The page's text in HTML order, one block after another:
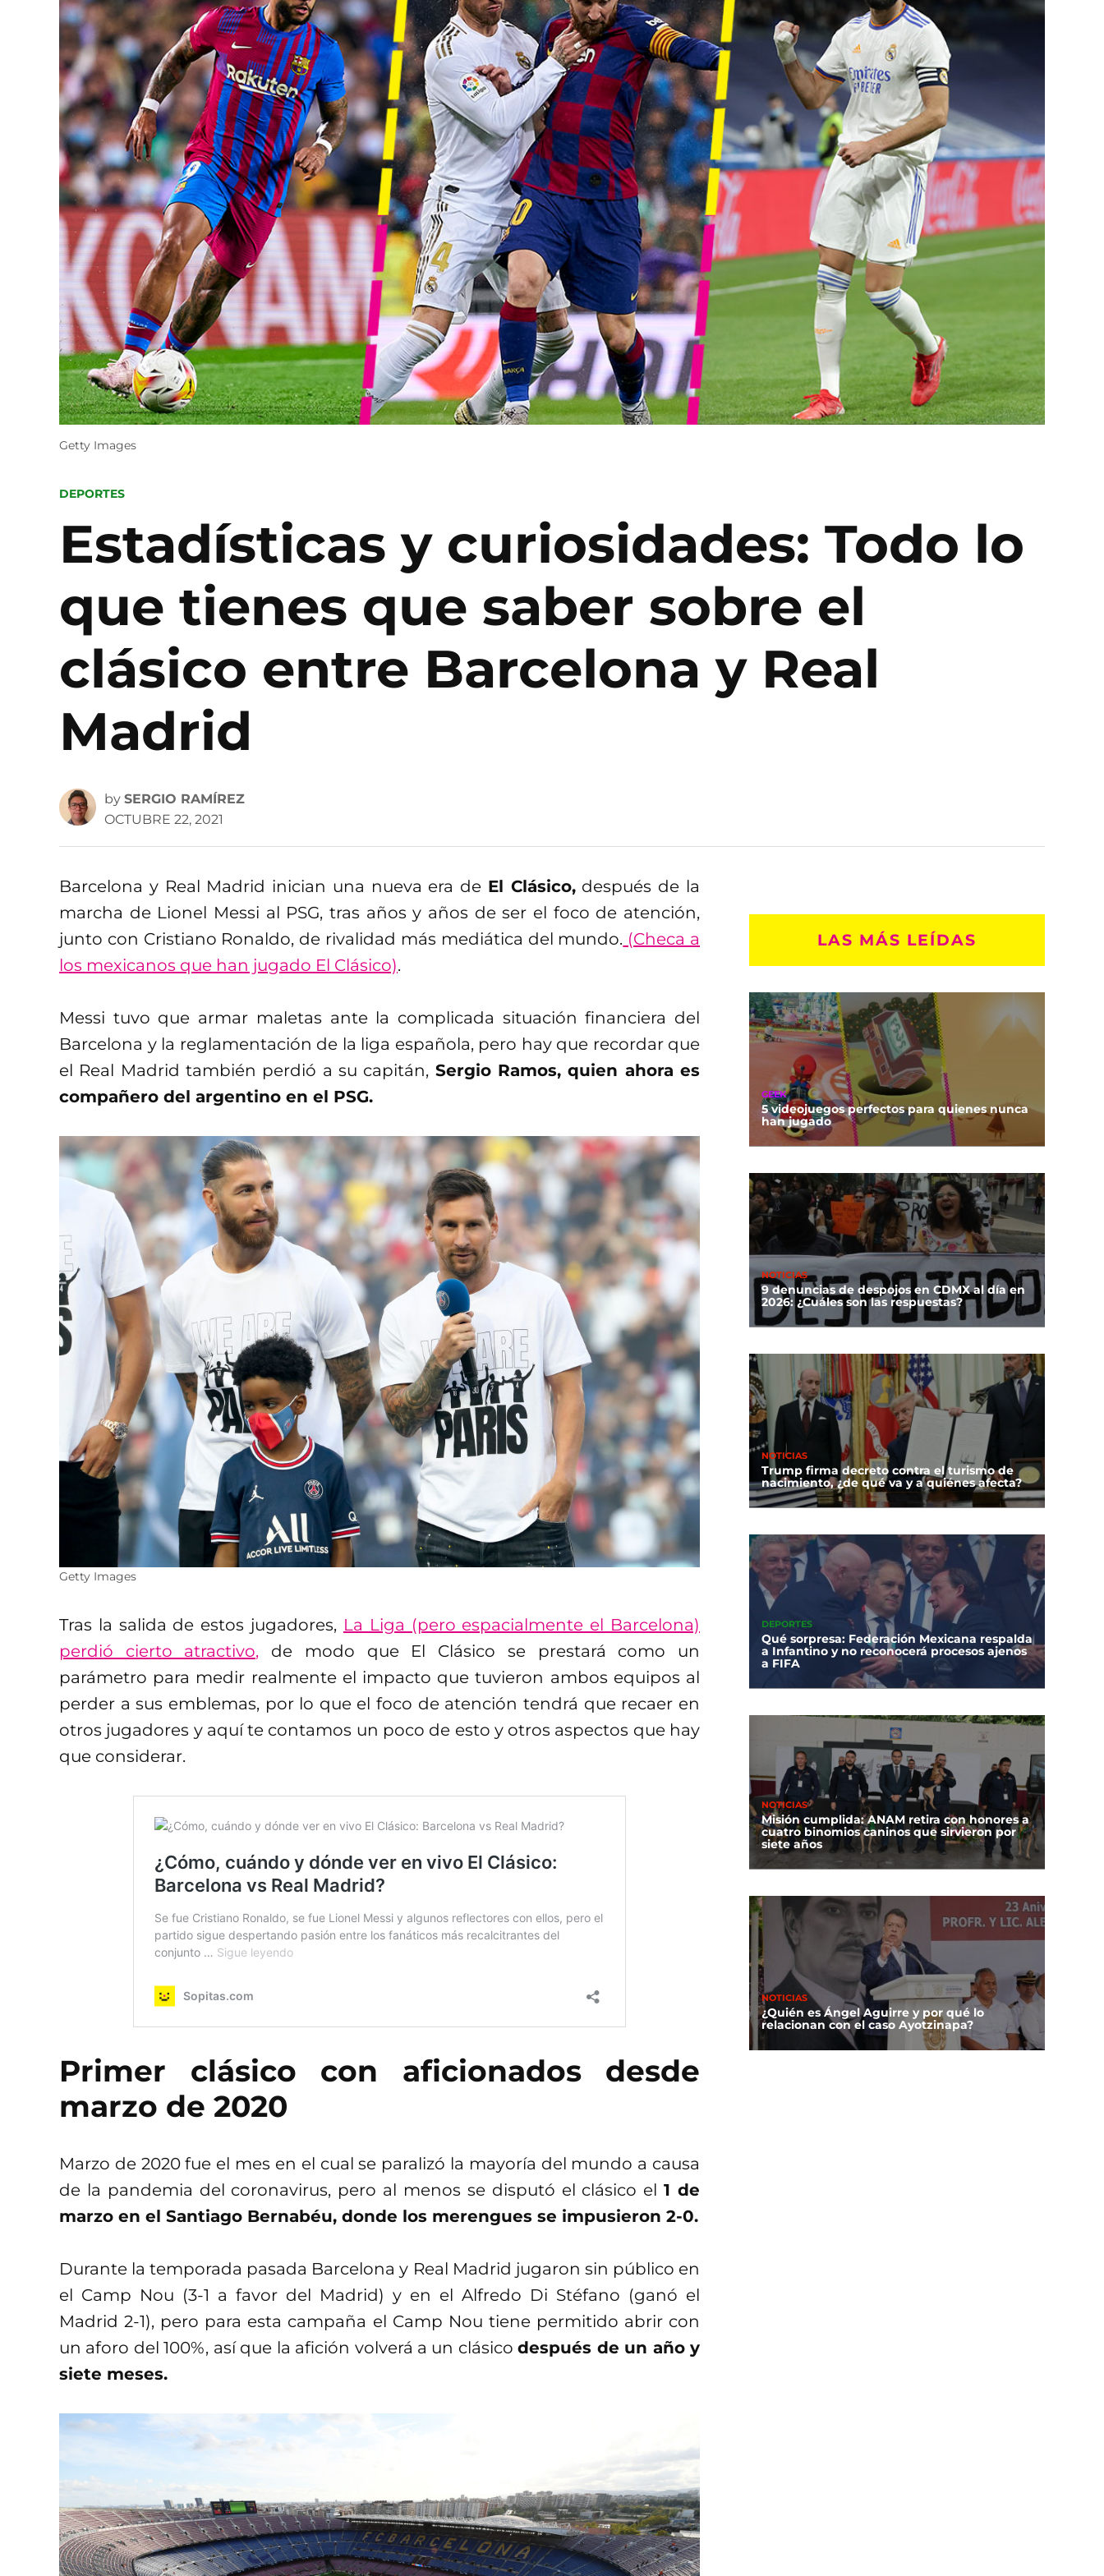
Getty Images
POSTED
DEPORTES
Estadísticas y curiosidades: Todo lo
que tienes que saber sobre el
clásico entre Barcelona y Real
Madrid
by SERGIO RAMÍREZ
OCTUBRE 22, 2021
Barcelona y Real Madrid inician una nueva era de El Clásico,después de la
marcha de Lionel Messi al PSG, tras años y años de ser el foco de atención,
junto con Cristiano Ronaldo, de rivalidad más mediática del mundo. (Checa a
los mexicanos que han jugado El Clásico).
Messi tuvo que armar maletas ante la complicada situación financiera del
Barcelona y la reglamentación de la liga española, pero hay que recordar que
el Real Madrid también perdió a su capitán, Sergio Ramos, quien ahora es
compañero del argentino en el PSG.
Getty Images
Tras la salida de estos jugadores, La Liga (pero espacialmente el Barcelona)
perdió cierto atractivo, de modo que El Clásico se prestará como un
parámetro para medir realmente el impacto que tuvieron ambos equipos al
perder a sus emblemas, por lo que el foco de atención tendrá que recaer en
otros jugadores y aquí te contamos un poco de esto y otros aspectos que hay
que considerar.
Primer clásico con aficionados desde
marzo de 2020
Marzo de 2020 fue el mes en el cual se paralizó la mayoría del mundo a causa
de la pandemia del coronavirus, pero al menos se disputó el clásico el1 de
marzo en el Santiago Bernabéu, donde los merengues se impusieron 2-0.
Durante la temporada pasada Barcelona y Real Madrid jugaron sin público en
el Camp Nou (3-1 a favor del Madrid) y en el Alfredo Di Stéfano (ganó el
Madrid 2-1), pero para esta campaña el Camp Nou tiene permitido abrir con
un aforo del 100%, así que la afición volverá a un clásicodespués de un año y
siete meses.
LAS MÁS LEÍDAS
GEEK
5 videojuegos perfectos para quienes nunca
han jugado
NOTICIAS
9 denuncias de despojos en CDMX al día en
2026: ¿Cuáles son las respuestas?
NOTICIAS
Trump firma decreto contra el turismo de
nacimiento, ¿de qué va y a quiénes afecta?
DEPORTES
Qué sorpresa: Federación Mexicana respalda
a Infantino y no reconocerá procesos ajenos
a FIFA
NOTICIAS
Misión cumplida: ANAM retira con honores a
cuatro binomios caninos que sirvieron por
siete años
NOTICIAS
¿Quién es Ángel Aguirre y por qué lo
relacionan con el caso Ayotzinapa?